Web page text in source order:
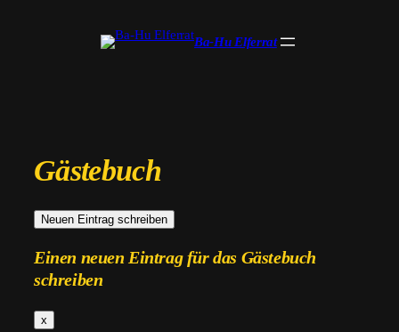
Ba-Hu Elferrat
Gästebuch
Einen neuen Eintrag für das Gästebuch
schreiben
x